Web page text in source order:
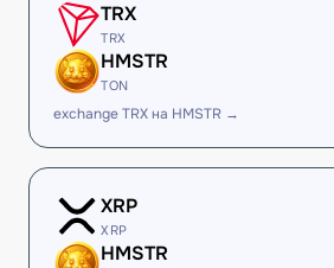
TRX
TRX
HMSTR
TON
exchange TRX на HMSTR →
XRP
XRP
HMSTR